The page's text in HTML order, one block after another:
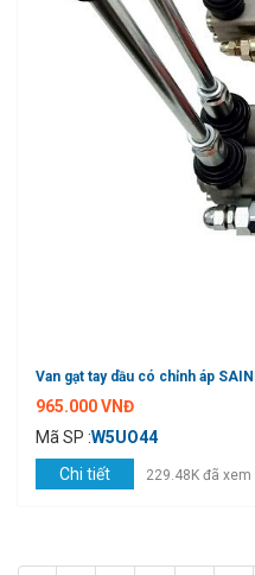
Van gạt tay dầu có chỉnh áp
965.000 VNĐ
Mã SP :W5UO44
Chi tiết
229.48K đã xem